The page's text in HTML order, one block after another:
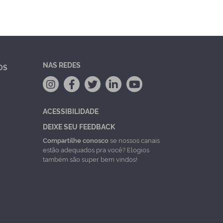
NAS REDES
ACESSIBILIDADE
DEIXE SEU FEEDBACK
Compartilhe conoscose nossos canais
estão adequados pra você? Elogios
também são super bem vindos!